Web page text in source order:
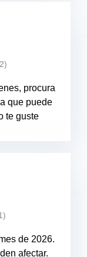
procura
que puede
te guste
de 2026.
afectar.